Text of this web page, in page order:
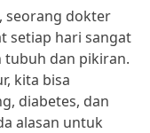
seorang dokter
setiap hari sangat
tubuh dan pikiran.
kita bisa
diabetes, dan
alasan untuk